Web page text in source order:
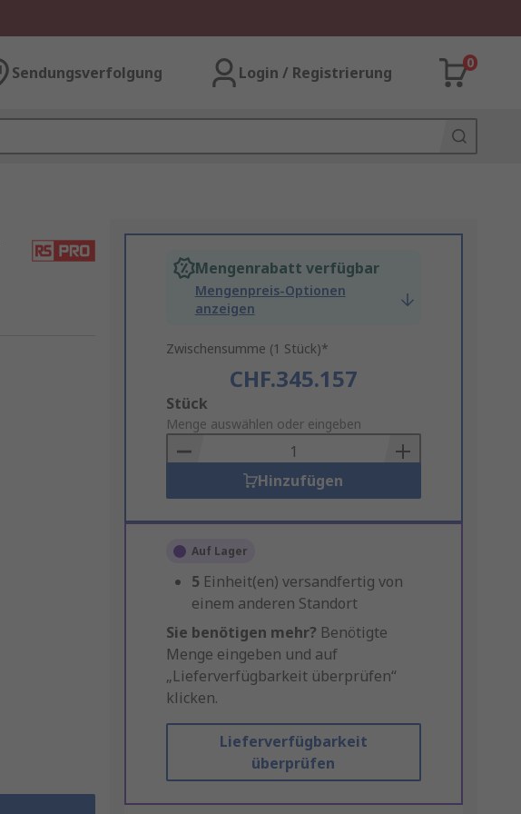
Sendungsverfolgung Login / Registrierung
0
Mengenrabatt verfügbar
Mengenpreis-Optionen
anzeigen
Zwischensumme (1 Stück)*
CHF.345.157
Add
to
Basket
Stück
Menge auswählen oder eingeben
Hinzufügen
Auf Lager
5 Einheit(en) versandfertig von
einem anderen Standort
Sie benötigen mehr? Benötigte
Menge eingeben und auf
„Lieferverfügbarkeit überprüfen“
klicken.
Lieferverfügbarkeit
überprüfen